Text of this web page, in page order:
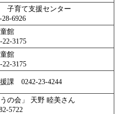
子育て支援センター
6926
館
館
課 0242-23-4244
うの会」 天野 睦美さん
5722